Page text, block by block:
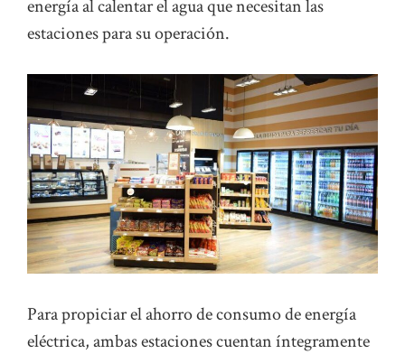
energía al calentar el agua que necesitan las
estaciones para su operación.
Para propiciar el ahorro de consumo de energía
eléctrica, ambas estaciones cuentan íntegramente